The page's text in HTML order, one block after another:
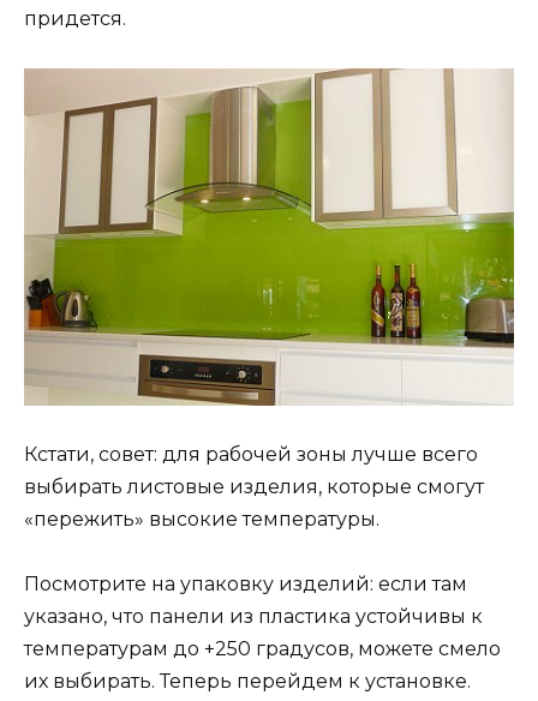
придется.
Кстати, совет: для рабочей зоны лучше всего
выбирать листовые изделия, которые смогут
«пережить» высокие температуры.
Посмотрите на упаковку изделий: если там
указано, что панели из пластика устойчивы к
температурам до +250 градусов, можете смело
их выбирать. Теперь перейдем к установке.